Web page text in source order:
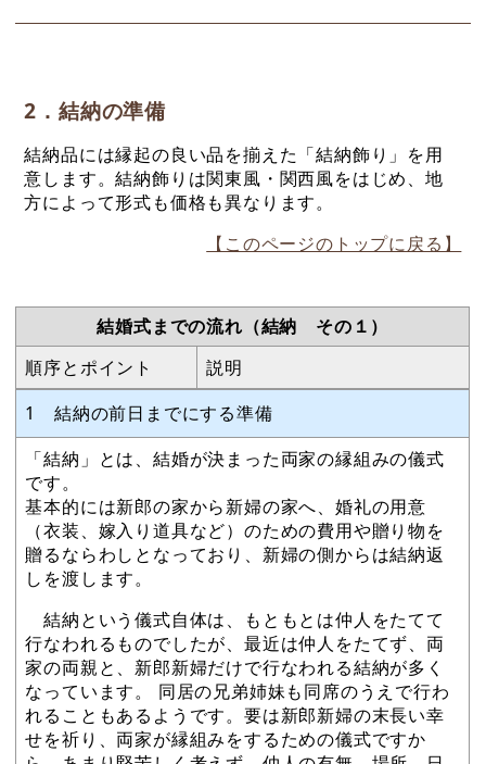
2．結納の準備
結納品には縁起の良い品を揃えた「結納飾り」を用
意します。結納飾りは関東風・関西風をはじめ、地
方によって形式も価格も異なります。
【このページのトップに戻る】
結婚式までの流れ（結納 その１）
順序とポイント
説明
1 結納の前日までにする準備
「結納」とは、結婚が決まった両家の縁組みの儀式
です。
基本的には新郎の家から新婦の家へ、婚礼の用意
（衣装、嫁入り道具など）のための費用や贈り物を
贈るならわしとなっており、新婦の側からは結納返
しを渡します。
結納という儀式自体は、もともとは仲人をたてて
行なわれるものでしたが、最近は仲人をたてず、両
家の両親と、新郎新婦だけで行なわれる結納が多く
なっています。 同居の兄弟姉妹も同席のうえで行わ
れることもあるようです。要は新郎新婦の末長い幸
せを祈り、両家が縁組みをするための儀式ですか